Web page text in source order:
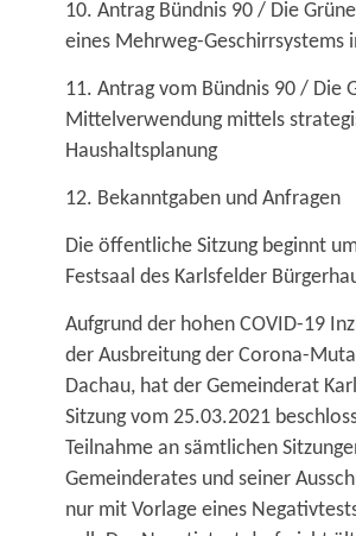
10. Antrag Bündnis 90 / Die
eines Mehrweg-Geschirrsystems
11. Antrag vom Bündnis 90 / Die
Mittelverwendung mittels
Haushaltsplanung
12. Bekanntgaben und Anfragen
Die öffentliche Sitzung beginnt
Festsaal des Karlsfelder
Aufgrund der hohen COVID-19
der Ausbreitung der Corona-
Dachau, hat der Gemeinderat
Sitzung vom 25.03.2021
Teilnahme an sämtlichen
Gemeinderates und seiner
nur mit Vorlage eines